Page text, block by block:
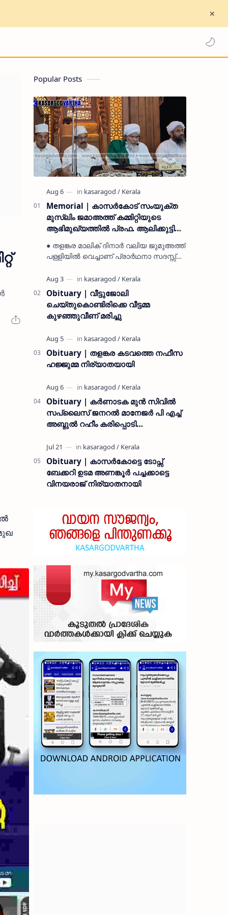
Popular Posts
Memorial | കാസർകോട് സംയുക്ത
മുസ്ലിം ജമാഅത്ത് കമ്മിറ്റിയുടെ
ആഭിമുഖ്യത്തിൽ പ്രഫ. ആലിക്കുട്ടി
മുസ്ലിയാർ അനുസ്മരണം നടത്തി
● തളങ്കര മാലിക് ദിനാർ വലിയ ജുമുഅത്ത്
പള്ളിയിൽ വെച്ചാണ് പ്രാർഥനാ സദസ്സ്
ഉമർ മുസ്ലിയാർ പരിപാടിക്ക് നേതൃത്വം
നൽകി കാസ…
Obituary | വീട്ടുജോലി
ചെയ്തുകൊണ്ടിരിക്കെ വീട്ടമ്മ
കുഴഞ്ഞുവീണ് മരിച്ചു
Obituary | തളങ്കര കടവത്തെ നഫീസ
ഹജ്ജുമ്മ നിര്യാതയായി
Obituary | കർണാടക മുൻ സിവില്‍
സപ്ലൈസ് ജനറൽ മാനേജർ പി എച്ച്
അബ്ദുൽ റഹീം കരിപ്പൊടി
Obituary | കാസർകോട്ടെ ടോപ്സ്
ബേക്കറി ഉടമ അണങ്കൂർ പച്ചക്കാട്ടെ
വിനയരാജ് നിര്യാതനായി